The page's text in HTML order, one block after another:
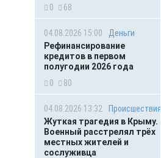
0
68
04.08.2026 15:00
Деньги
Рефинансирование
кредитов в первом
полугодии 2026 года
0
80
04.08.2026 13:32
Происшествия
Жуткая трагедия в Крыму.
Военный расстрелял трёх
местных жителей и
сослуживца